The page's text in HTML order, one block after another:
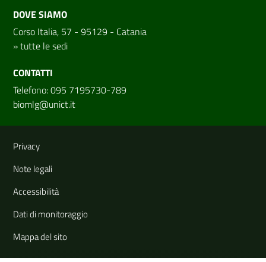
DOVE SIAMO
Corso Italia, 57 - 95129 - Catania
»tutte le sedi
CONTATTI
Telefono: 095 7195730-789
biomlg@unict.it
Link e informazioni utili
Privacy
Note legali
Accessibilità
Dati di monitoraggio
Mappa del sito